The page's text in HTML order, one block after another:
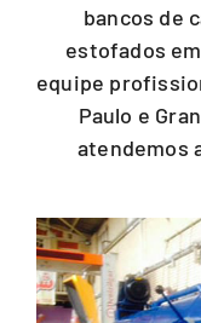
bancos de
estofados
equipe
Paulo e
atendemos